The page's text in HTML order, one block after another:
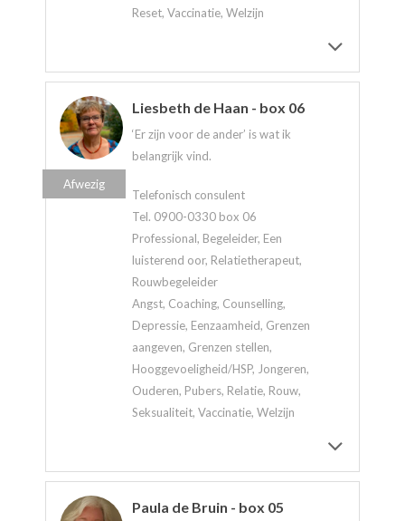
Reset, Vaccinatie, Welzijn
Liesbeth de Haan - box 06
‘Er zijn voor de ander’ is wat ik
belangrijk vind.
Telefonisch consulent
Tel. 0900-0330 box 06
Professional, Begeleider, Een
luisterend oor, Relatietherapeut,
Rouwbegeleider
Angst, Coaching, Counselling,
Depressie, Eenzaamheid, Grenzen
aangeven, Grenzen stellen,
Hooggevoeligheid/HSP, Jongeren,
Ouderen, Pubers, Relatie, Rouw,
Seksualiteit, Vaccinatie, Welzijn
Afwezig
Paula de Bruin - box 05